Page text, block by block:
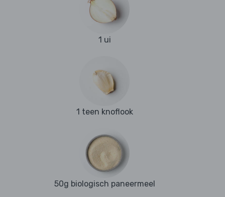
1 ui
1 teen knoflook
50g biologisch paneermeel